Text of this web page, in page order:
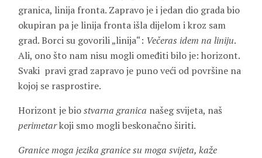
granica, linija fronta. Zapravo je i jedan dio grada bio
okupiran pa je linija fronta išla dijelom i kroz sam
grad. Borci su govorili „linija“: Večeras idem na liniju.
Ali, ono što nam nisu mogli omeđiti bilo je: horizont.
Svaki pravi grad zapravo je puno veći od površine na
kojoj se rasprostire.
Horizont je biostvarna granica našeg svijeta, naš
perimetarkoji smo mogli beskonačno širiti.
Granice moga jezika granice su moga svijeta, kaže